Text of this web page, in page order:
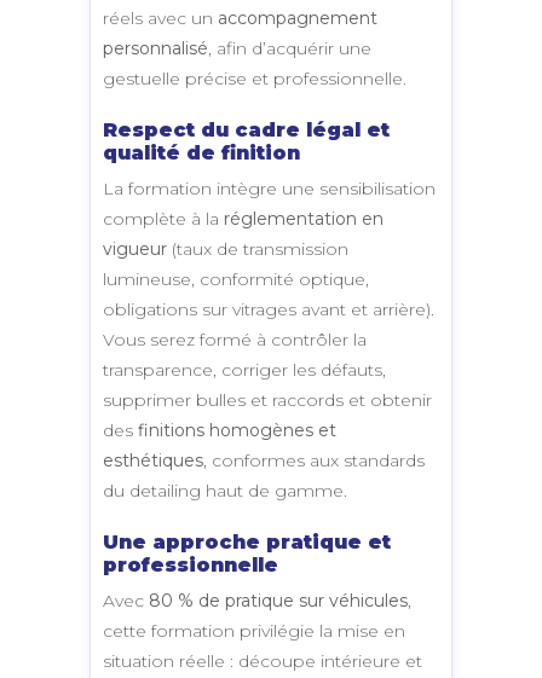
réels avec un accompagnement
personnalisé, afin d’acquérir une
gestuelle précise et professionnelle.
Respect du cadre légal et
qualité de finition
La formation intègre une sensibilisation
complète à la réglementation en
vigueur (taux de transmission
lumineuse, conformité optique,
obligations sur vitrages avant et arrière).
Vous serez formé à contrôler la
transparence, corriger les défauts,
supprimer bulles et raccords et obtenir
des finitions homogènes et
esthétiques, conformes aux standards
du detailing haut de gamme.
Une approche pratique et
professionnelle
Avec 80 % de pratique sur véhicules,
cette formation privilégie la mise en
situation réelle : découpe intérieure et